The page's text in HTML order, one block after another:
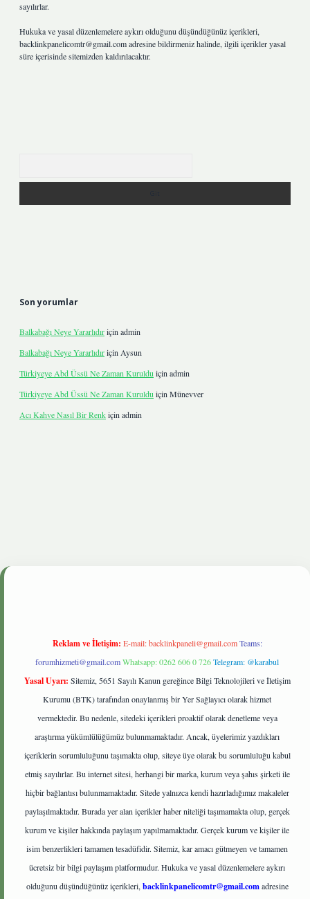
sayılırlar.
Hukuka ve yasal düzenlemelere aykırı olduğunu düşündüğünüz içerikleri,
backlinkpanelicomtr@gmail.comadresine bildirmeniz halinde, ilgili içerikler yasal
süre içerisinde sitemizden kaldırılacaktır.
Son yorumlar
Balkabağı Neye Yararlıdıriçin admin
Balkabağı Neye Yararlıdıriçin Aysun
Türkiyeye Abd Üssü Ne Zaman Kuruldu için admin
Türkiyeye Abd Üssü Ne Zaman Kuruldu için Münevver
Acı Kahve Nasıl Bir Renkiçin admin
Reklam ve İletişim: E-mail:backlinkpaneli@gmail.com Teams:
forumhizmeti@gmail.comWhatsapp: 0262 606 0 726Telegram: @karabul
Yasal Uyarı: Sitemiz, 5651 Sayılı Kanun gereğince Bilgi Teknolojileri ve İletişim
Kurumu (BTK) tarafından onaylanmış bir Yer Sağlayıcı olarak hizmet
vermektedir. Bu nedenle, sitedeki içerikleri proaktif olarak denetleme veya
araştırma yükümlülüğümüz bulunmamaktadır. Ancak, üyelerimiz yazdıkları
içeriklerin sorumluluğunu taşımakta olup, siteye üye olarak bu sorumluluğu kabul
etmiş sayılırlar. Bu internet sitesi, herhangi bir marka, kurum veya şahıs şirketi ile
hiçbir bağlantısı bulunmamaktadır. Sitede yalnızca kendi hazırladığımız makaleler
paylaşılmaktadır. Burada yer alan içerikler haber niteliği taşımamakta olup, gerçek
kurum ve kişiler hakkında paylaşım yapılmamaktadır. Gerçek kurum ve kişiler ile
isim benzerlikleri tamamen tesadüfidir. Sitemiz, kar amacı gütmeyen ve tamamen
ücretsiz bir bilgi paylaşım platformudur. Hukuka ve yasal düzenlemelere aykırı
olduğunu düşündüğünüz içerikleri, backlinkpanelicomtr@gmail.comadresine